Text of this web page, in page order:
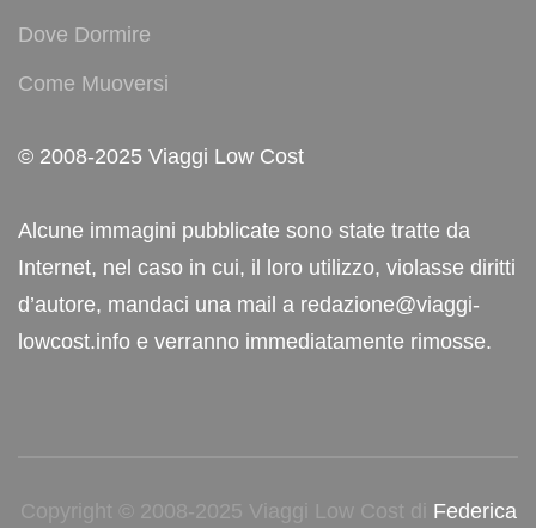
Dove Dormire
Come Muoversi
© 2008-2025 Viaggi Low Cost
Alcune immagini pubblicate sono state tratte da
Internet, nel caso in cui, il loro utilizzo, violasse diritti
d’autore, mandaci una mail a redazione@viaggi-
lowcost.info e verranno immediatamente rimosse.
Copyright © 2008-2025 Viaggi Low Cost di Federica